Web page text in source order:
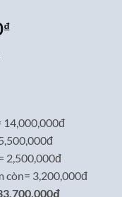
₫Giá
14,000,000đ
2,500,000đ
còn= 3,200,000đ